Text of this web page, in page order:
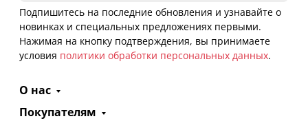
Подпишитесь на последние обновления и узнавайте о
новинках и специальных предложениях первыми.
Нажимая на кнопку подтверждения, вы принимаете
условия политики обработки персональных данных.
О нас
Покупателям